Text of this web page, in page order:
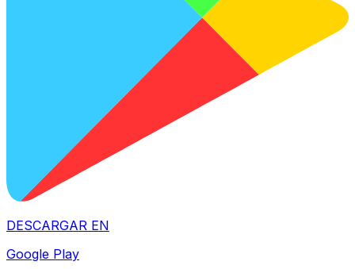
DESCARGAR EN
Google Play